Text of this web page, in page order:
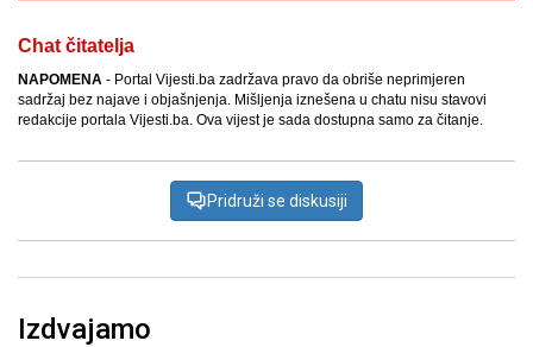
Chat čitatelja
NAPOMENA - Portal Vijesti.ba zadržava pravo da obriše neprimjeren
sadržaj bez najave i objašnjenja. Mišljenja iznešena u chatu nisu stavovi
redakcije portala Vijesti.ba. Ova vijest je sada dostupna samo za čitanje.
Pridruži se diskusiji
Izdvajamo